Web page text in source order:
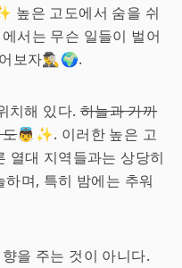
높은 고도에서 숨을 쉬
서는 무슨 일들이 벌어
보자🕵️‍♂️🌍.
치해 있다.하늘과 가까
👼✨. 이러한 높은 고
열대 지역들과는 상당히
며, 특히 밤에는 추워
을 주는 것이 아니다.